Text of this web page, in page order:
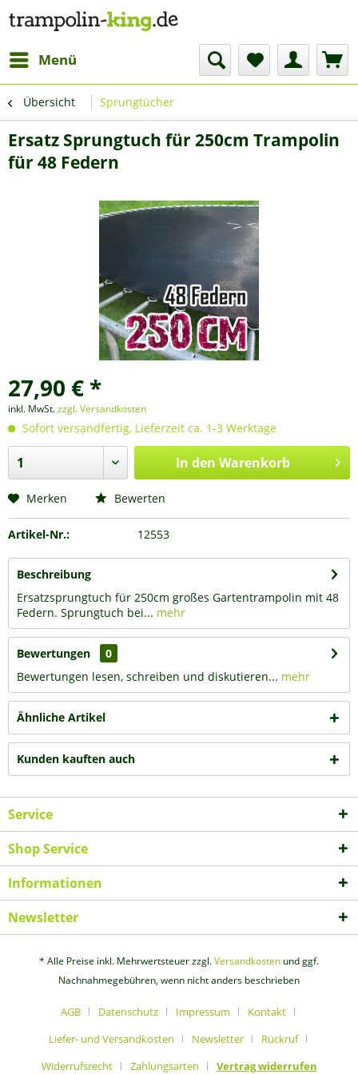
Menü
Übersicht Sprungtücher
Ersatz Sprungtuch für 250cm Trampolin
für 48 Federn
27,90 € *
inkl. MwSt.zzgl. Versandkosten
Sofort versandfertig, Lieferzeit ca. 1-3 Werktage
In den Warenkorb
Merken Bewerten
Artikel-Nr.: 12553
Beschreibung
Ersatzsprungtuch für 250cm großes Gartentrampolin mit 48
Federn. Sprungtuch bei... mehr
Bewertungen
0
Bewertungen lesen, schreiben und diskutieren... mehr
Ähnliche Artikel
Kunden kauften auch
Service
Shop Service
Informationen
Newsletter
* Alle Preise inkl. Mehrwertsteuer zzgl.Versandkosten und ggf.
Nachnahmegebühren, wenn nicht anders beschrieben
AGB Datenschutz Impressum
Kontakt
Liefer- und Versandkosten
Newsletter
Rückruf
Widerrufsrecht
Zahlungsarten Vertrag widerrufen